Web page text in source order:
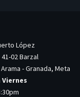
López
02 Barzal
- Granada, Meta